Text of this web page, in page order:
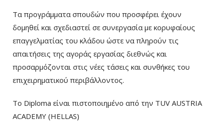
Τα προγράμματα σπουδών που προσφέρει έχουν
δομηθεί και σχεδιαστεί σε συνεργασία με κορυφαίους
επαγγελματίας του κλάδου ώστε να πληρούν τις
απαιτήσεις της αγοράς εργασίας διεθνώς και
προσαρμόζονται στις νέες τάσεις και συνθήκες του
επιχειρηματικού περιβάλλοντος.
Το Diploma είναι πιστοποιημένο από την TUV AUSTRIA
ACADEMY (HELLAS)­